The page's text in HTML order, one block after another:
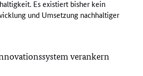
Es existiert bisher kein
und Umsetzung nachhaltiger
verankern